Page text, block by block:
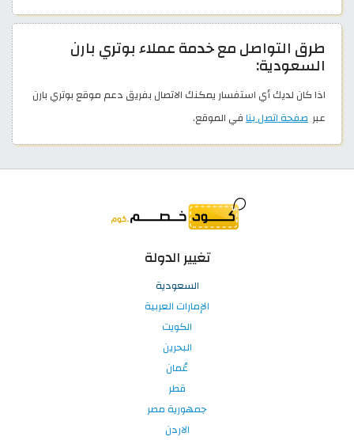
طرق التواصل مع خدمة عملاء بوتري بارن
السعودية:
اذا كان لديك أي استفسار يمكنك الاتصال بفريق دعم موقع بوتري بارن
عبر صفحة اتصل بنافي الموقع.
تغيير الدولة
السعودية
الإمارات العربية
الكويت
البحرين
عُمان
قطر
جمهورية مصر
الاردن